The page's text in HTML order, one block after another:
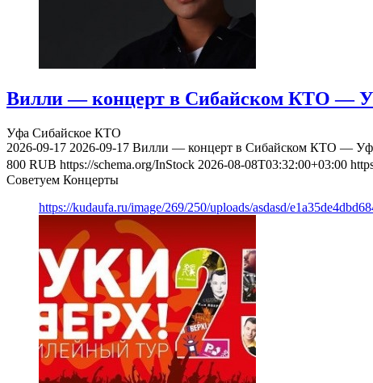
Вилли — концерт в Сибайском КТО —
Уфа Сибайское КТО
2026-09-17 2026-09-17 Вилли — концерт в Сибайском КТО —
800 RUB https://schema.org/InStock 2026-08-08T03:32:00+03:00
Советуем Концерты
https://kudaufa.ru/image/269/250/uploads/asdasd/